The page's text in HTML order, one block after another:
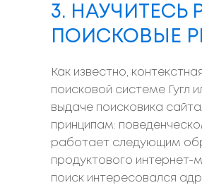
3.
ПОИСКОВЫЕ
Как известно,
поисковой системе Гугл
выдаче поисковика
принципам:
работает следующим
продуктового интернет-
поиск интересовался